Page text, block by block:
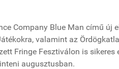
Company Blue Man című új
valamint az
Fringe Fesztiválon is
augusztusban.